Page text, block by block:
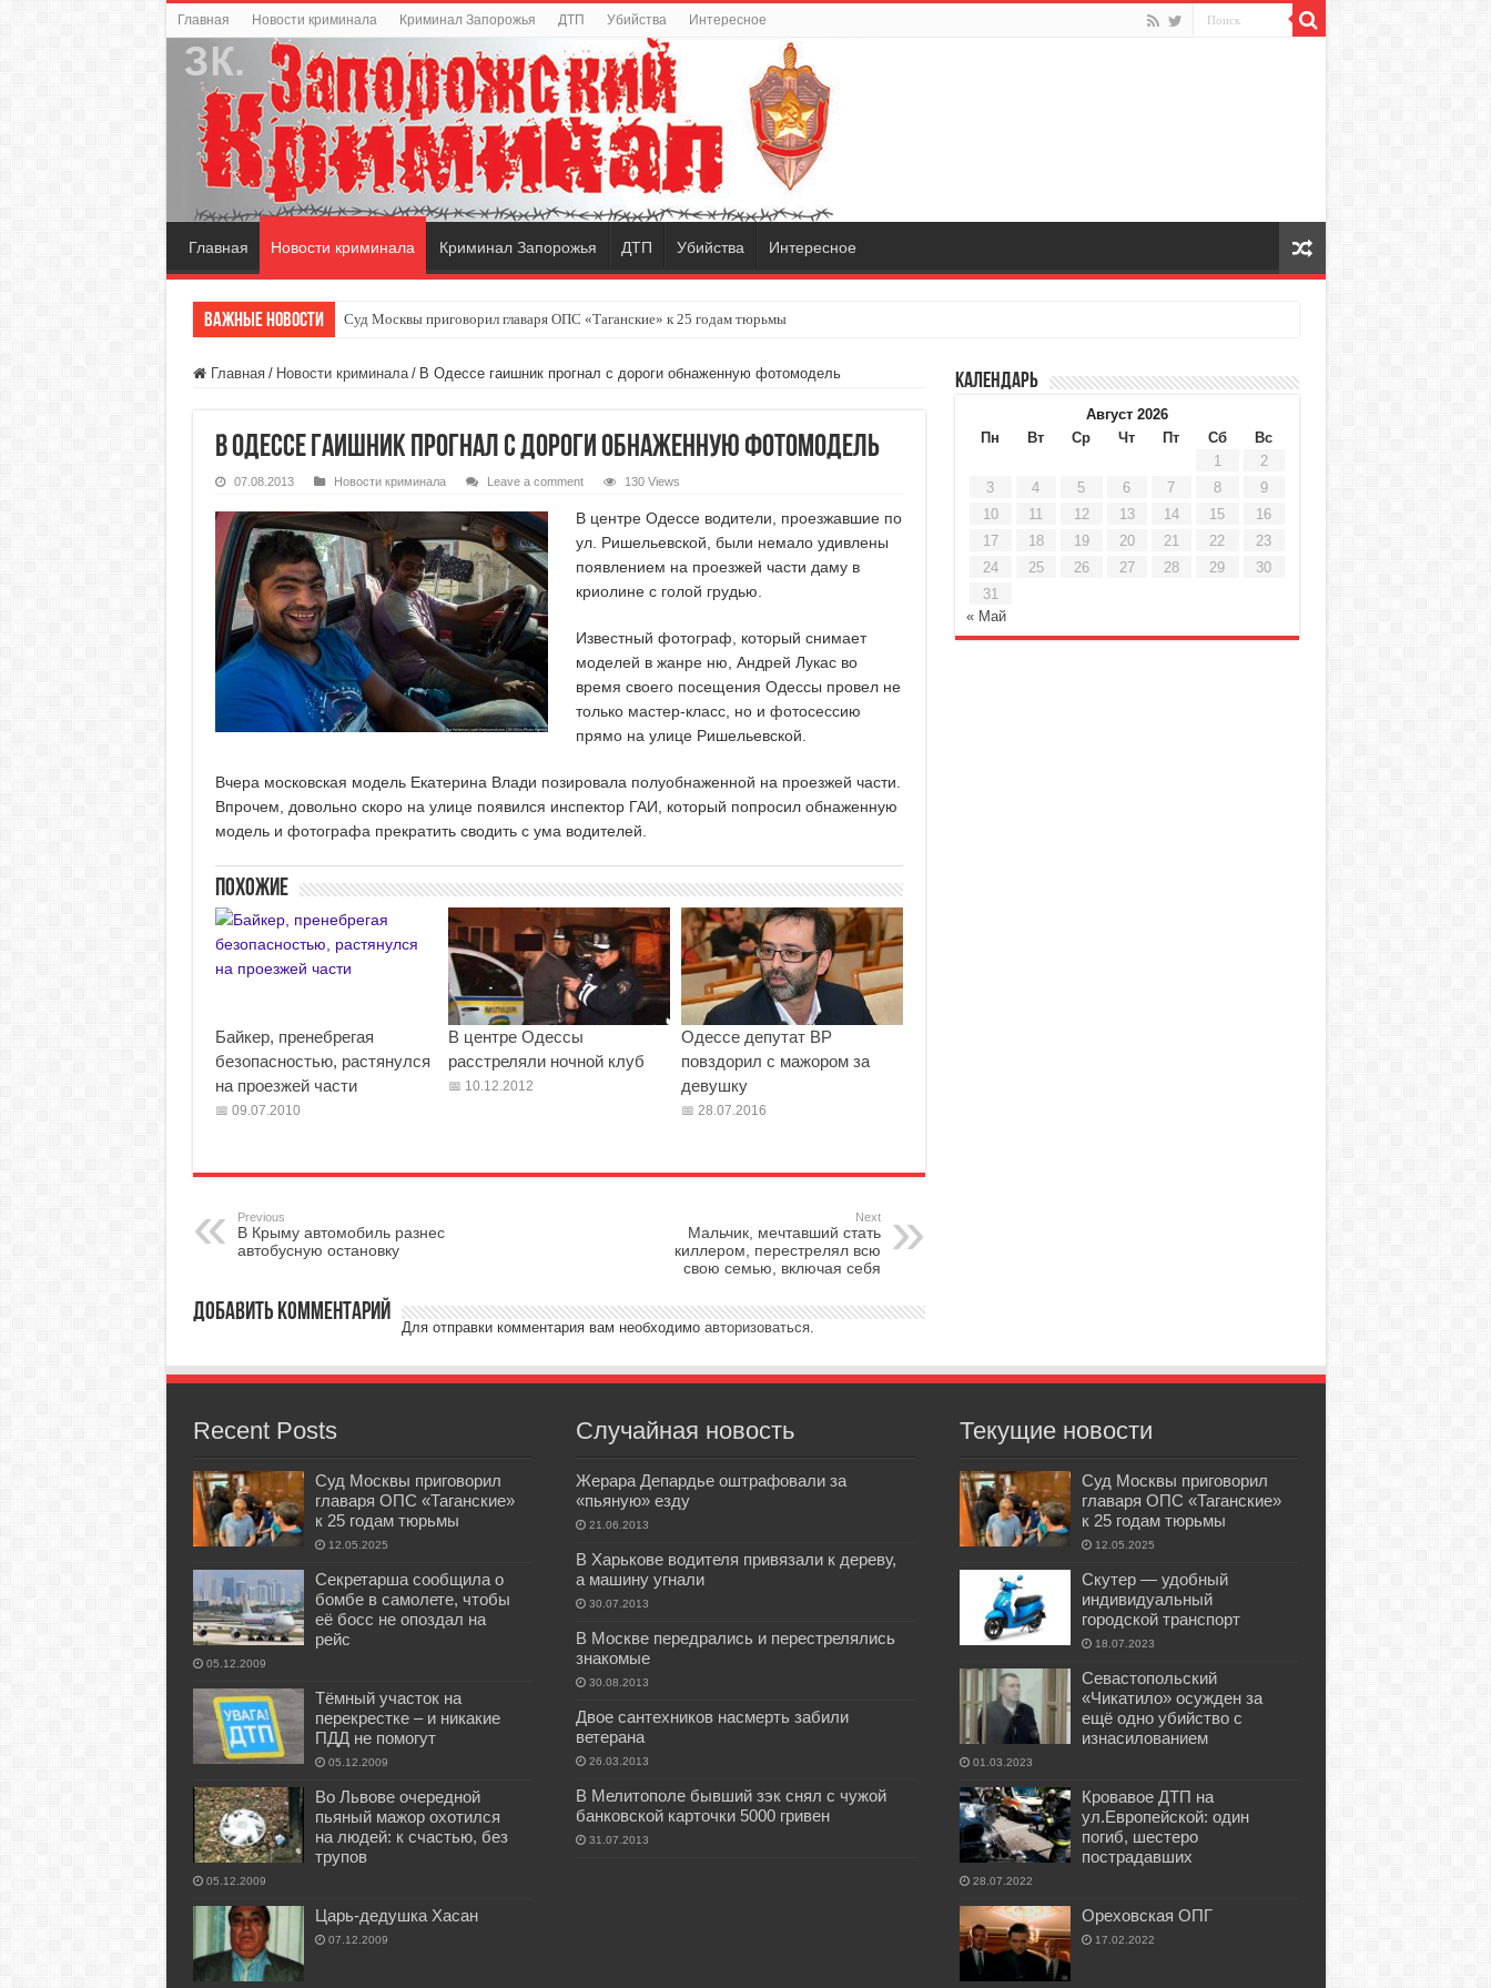
Главная Новости криминала Криминал Запорожья ДТП Убийства Интересное
Главная Новости криминала Криминал Запорожья ДТП Убийства Интересное
Важные новости Суд Москвы приговорил главаря ОПС «Таганские» к 25 годам тюрьмы
Главная / Новости криминала / В Одессе гаишник прогнал с дороги обнаженную фотомодель
В Одессе гаишник прогнал с дороги обнаженную фотомодель
07.08.2013 Новости криминала Leave a comment 130 Views
В центре Одессе водители, проезжавшие по
ул. Ришельевской, были немало удивлены
появлением на проезжей части даму в
криолине с голой грудью.
Известный фотограф, который снимает
моделей в жанре ню, Андрей Лукас во
время своего посещения Одессы провел не
только мастер-класс, но и фотосессию
прямо на улице Ришельевской.
Вчера московская модель Екатерина Влади позировала полуобнаженной на проезжей части.
Впрочем, довольно скоро на улице появился инспектор ГАИ, который попросил обнаженную
модель и фотографа прекратить сводить с ума водителей.
Похожие
Байкер, пренебрегая
безопасностью, растянулся
на проезжей части
09.07.2010
В центре Одессы
расстреляли ночной клуб
10.12.2012
Одессе депутат ВР
повздорил с мажором за
девушку
28.07.2016
Previous
В Крыму автомобиль разнес
автобусную остановку
Next
Мальчик, мечтавший стать
киллером, перестрелял всю
свою семью, включая себя
Добавить комментарий
Для отправки комментария вам необходимо авторизоваться.
Календарь
Август 2026
Пн
Вт Ср Чт Пт Сб
Вс
1
2
3
4 5 6 7 8
9
10
11 12 13 14 15
16
17
18 19 20 21 22
23
24
25 26 27 28 29
30
31
« Май
Recent Posts
Суд Москвы приговорил
главаря ОПС «Таганские»
к 25 годам тюрьмы
12.05.2025
Секретарша сообщила о
бомбе в самолете, чтобы
её босс не опоздал на
рейс
05.12.2009
Тёмный участок на
перекрестке – и никакие
ПДД не помогут
05.12.2009
Во Львове очередной
пьяный мажор охотился
на людей: к счастью, без
трупов
05.12.2009
Царь-дедушка Хасан
07.12.2009
Случайная новость
Жерара Депардье оштрафовали за
«пьяную» езду
21.06.2013
В Харькове водителя привязали к дереву,
а машину угнали
30.07.2013
В Москве передрались и перестрелялись
знакомые
30.08.2013
Двое сантехников насмерть забили
ветерана
26.03.2013
В Мелитополе бывший зэк снял с чужой
банковской карточки 5000 гривен
31.07.2013
Текущие новости
Суд Москвы приговорил
главаря ОПС «Таганские»
к 25 годам тюрьмы
12.05.2025
Скутер — удобный
индивидуальный
городской транспорт
18.07.2023
Севастопольский
«Чикатило» осужден за
ещё одно убийство с
изнасилованием
01.03.2023
Кровавое ДТП на
ул.Европейской: один
погиб, шестеро
пострадавших
28.07.2022
Ореховская ОПГ
17.02.2022